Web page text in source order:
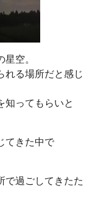
空。
れる場所だと感じ
知ってもらいと
てきた中で
で過ごしてきたた